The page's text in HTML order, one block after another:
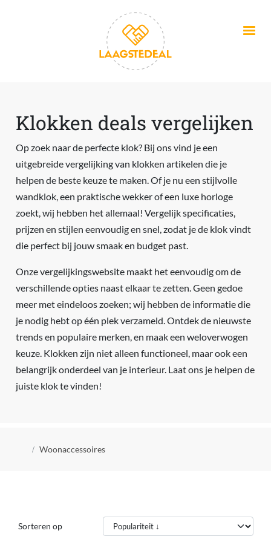
Klokken deals vergelijken
Op zoek naar de perfecte klok? Bij ons vind je een
uitgebreide vergelijking van klokken artikelen die je
helpen de beste keuze te maken. Of je nu een stijlvolle
wandklok, een praktische wekker of een luxe horloge
zoekt, wij hebben het allemaal! Vergelijk specificaties,
prijzen en stijlen eenvoudig en snel, zodat je de klok vindt
die perfect bij jouw smaak en budget past.
Onze vergelijkingswebsite maakt het eenvoudig om de
verschillende opties naast elkaar te zetten. Geen gedoe
meer met eindeloos zoeken; wij hebben de informatie die
je nodig hebt op één plek verzameld. Ontdek de nieuwste
trends en populaire merken, en maak een weloverwogen
keuze. Klokken zijn niet alleen functioneel, maar ook een
belangrijk onderdeel van je interieur. Laat ons je helpen de
juiste klok te vinden!
Kruimelpad
Woonaccessoires
Sorteren op